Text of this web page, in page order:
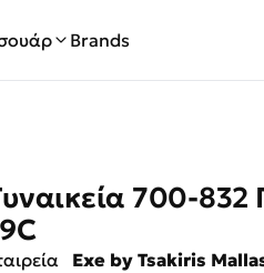
Brands
700-832
Exe by Tsakiris